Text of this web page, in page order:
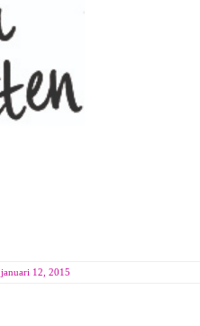
januari 12, 2015